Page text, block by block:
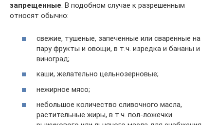
запрещенные. В подобном случае к разрешенным
относят обычно:
свежие, тушеные, запеченные или сваренные на
пару фрукты и овощи, в т.ч. изредка и бананы и
виноград;
каши, желательно цельнозерновые;
нежирное мясо;
небольшое количество сливочного масла,
растительные жиры, в т.ч. пол-ложечки